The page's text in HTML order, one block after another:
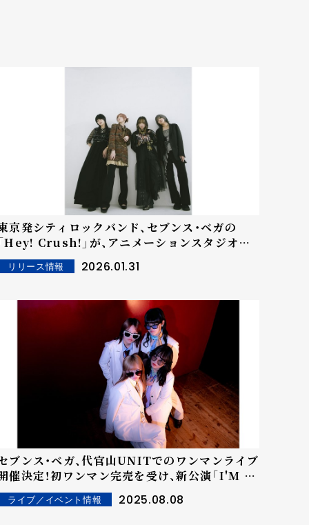
京発シティロックバンド、セブンス・ベガの
「Hey! Crush!」が、アニメーションスタジオ
が制作した「MAPPA WORKS 2025」
ーマソングに決定！
リリース情報 2026.01.31
ブンス・ベガ、代官山UNITでのワンマンライブ
催決定！初ワンマン完売を受け、新公演「I'M A
」を発表！
ライブ／イベント情報 2025.08.08